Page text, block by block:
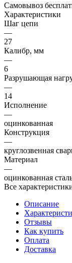
Самовывоз
Характеристики
Шаг цепи
—
27
Калибр, мм
—
6
Разрушающая
—
14
Исполнение
—
оцинкованная
Конструкция
—
круглозвенная
Материал
—
оцинкованная
Все
Описание
Отзывы
Как купить
Оплата
Доставка